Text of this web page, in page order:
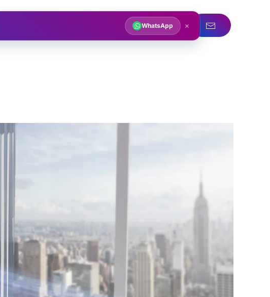
Servizi idrauliciWhatsApp ×